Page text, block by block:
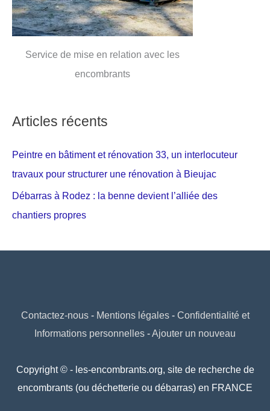
Service de mise en relation avec les
encombrants
Articles récents
Peintre en bâtiment et rénovation 33, un interlocuteur
travaux pour structurer une rénovation à Bieujac
Débarras à Rodez : la benne devient l’alliée des
chantiers propres
Contactez-nous- Mentions légales- Confidentialité et
Informations personnelles -Ajouter un nouveau
Copyright © - les-encombrants.org, site de recherche de
encombrants (ou déchetterie ou débarras) en FRANCE